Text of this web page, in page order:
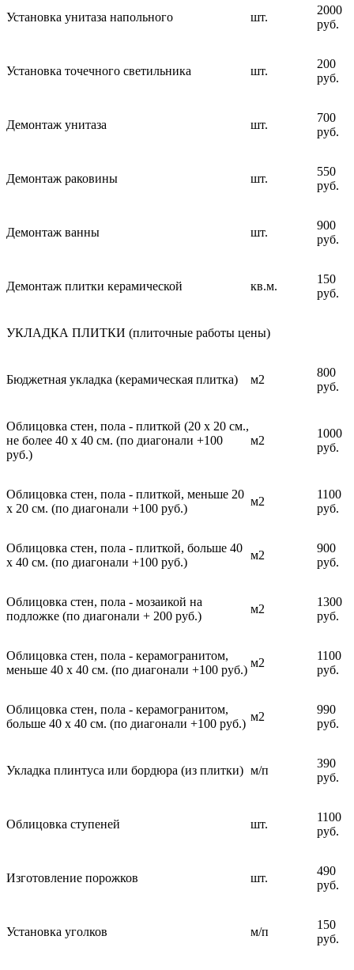
Установка унитаза напольного шт.
2000
руб.
Установка точечного светильника шт.
200
руб.
Демонтаж унитаза шт.
700
руб.
Демонтаж раковины шт.
550
руб.
Демонтаж ванны шт.
900
руб.
Демонтаж плитки керамической кв.м.
150
руб.
УКЛАДКА ПЛИТКИ (плиточные работы цены)
Бюджетная укладка (керамическая плитка) м2
800
руб.
Облицовка стен, пола - плиткой (20 х 20 см.,
не более 40 х 40 см. (по диагонали +100
руб.)
м2
1000
руб.
Облицовка стен, пола - плиткой, меньше 20
х 20 см. (по диагонали +100 руб.)
м2
1100
руб.
Облицовка стен, пола - плиткой, больше 40
х 40 см. (по диагонали +100 руб.)
м2
900
руб.
Облицовка стен, пола - мозаикой на
подложке (по диагонали + 200 руб.)
м2
1300
руб.
Облицовка стен, пола - керамогранитом,
меньше 40 х 40 см. (по диагонали +100 руб.)
м2
1100
руб.
Облицовка стен, пола - керамогранитом,
больше 40 х 40 см. (по диагонали +100 руб.)
м2
990
руб.
Укладка плинтуса или бордюра (из плитки) м/п
390
руб.
Облицовка ступеней шт.
1100
руб.
Изготовление порожков шт.
490
руб.
Установка уголков м/п
150
руб.